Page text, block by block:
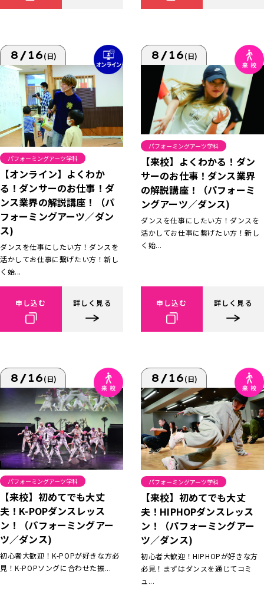
8/16(日)
パフォーミングアーツ学科
【オンライン】よくわか
る！ダンサーのお仕事！ダ
ンス業界の解説講座！（パ
フォーミングアーツ／ダン
ス)
ダンスを仕事にしたい方！ダンスを
活かしてお仕事に繋げたい方！新し
く始...
申し込む 詳しく見る
8/16(日)
パフォーミングアーツ学科
【来校】よくわかる！ダン
サーのお仕事！ダンス業界
の解説講座！（パフォーミ
ングアーツ／ダンス)
ダンスを仕事にしたい方！ダンスを
活かしてお仕事に繋げたい方！新し
く始...
申し込む 詳しく見る
8/16(日)
パフォーミングアーツ学科
【来校】初めてでも大丈
夫！K-POPダンスレッス
ン！（パフォーミングアー
ツ／ダンス)
初心者大歓迎！K-POPが好きな方必
見！K-POPソングに合わせた振...
8/16(日)
パフォーミングアーツ学科
【来校】初めてでも大丈
夫！HIPHOPダンスレッス
ン！（パフォーミングアー
ツ／ダンス)
初心者大歓迎！HIPHOPが好きな方
必見！まずはダンスを通じてコミ
ュ...